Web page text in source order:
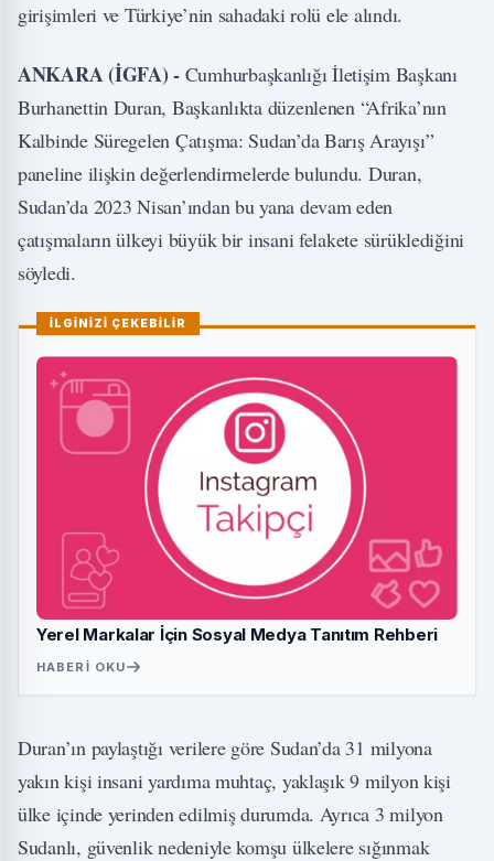
girişimleri ve Türkiye’nin sahadaki rolü ele alındı.
ANKARA (İGFA) - Cumhurbaşkanlığı İletişim Başkanı
Burhanettin Duran, Başkanlıkta düzenlenen “Afrika’nın
Kalbinde Süregelen Çatışma: Sudan’da Barış Arayışı”
paneline ilişkin değerlendirmelerde bulundu. Duran,
Sudan’da 2023 Nisan’ından bu yana devam eden
çatışmaların ülkeyi büyük bir insani felakete sürüklediğini
söyledi.
İLGİNİZİ ÇEKEBİLİR
Yerel Markalar İçin Sosyal Medya Tanıtım Rehberi
HABERI OKU
Duran’ın paylaştığı verilere göre Sudan’da 31 milyona
yakın kişi insani yardıma muhtaç, yaklaşık 9 milyon kişi
ülke içinde yerinden edilmiş durumda. Ayrıca 3 milyon
Sudanlı, güvenlik nedeniyle komşu ülkelere sığınmak